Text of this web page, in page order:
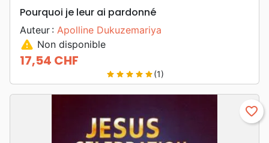
Pourquoi je leur ai pardonné
Auteur : Apolline Dukuzemariya
warning Non disponible
Prix
17,54 CHF
star star star star star(1)
favorite_border